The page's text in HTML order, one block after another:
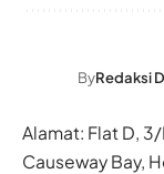
ByRedaksi
Alamat: Flat D, 3/
Causeway Bay,